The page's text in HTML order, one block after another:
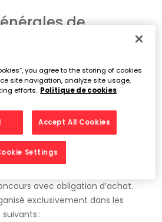
de
Jeu Concours « 3
de 50€ à
au capital de 249 000 €,
nom « L’organisatrice », dont le
rue de la Voyette 59273 FRETIN,
avec obligation d’achat.
exclusivement dans les
suivants :
you agree to the storing of cookies
site navigation, analyze site usage,
efforts. Politique de cookies
Accept All Cookies
Settings